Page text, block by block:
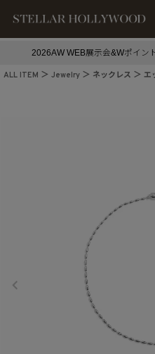
2026AW WEB展示会&Wポイン
ALL ITEM Jewelry ネックレス エ